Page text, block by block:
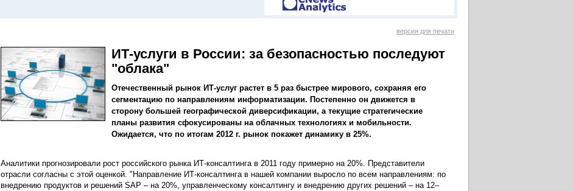
версия для печати
ИТ-услуги в России: за безопасностью последуют
"облака"
Отечественный рынок ИТ-услуг растет в 5 раз быстрее мирового, сохраняя его
сегментацию по направлениям информатизации. Постепенно он движется в
сторону большей географической диверсификации, а текущие стратегические
планы развития сфокусированы на облачных технологиях и мобильности.
Ожидается, что по итогам 2012 г. рынок покажет динамику в 25%.
Аналитики прогнозировали рост российского рынка ИТ-консалтинга в 2011 году примерно на 20%. Представители
отрасли согласны с этой оценкой. "Направление ИТ-консалтинга в нашей компании выросло по всем направлениям: по
внедрению продуктов и решений SAP – на 20%, управленческому консалтингу и внедрению других решений – на 12–